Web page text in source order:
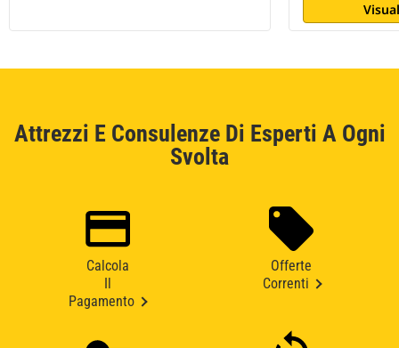
Attrezzi E Consulenze Di Esperti A Ogni
Svolta
Calcola
Pagamento
Offerte
Correnti